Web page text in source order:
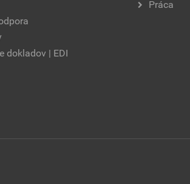
dokladov | EDI
Práca